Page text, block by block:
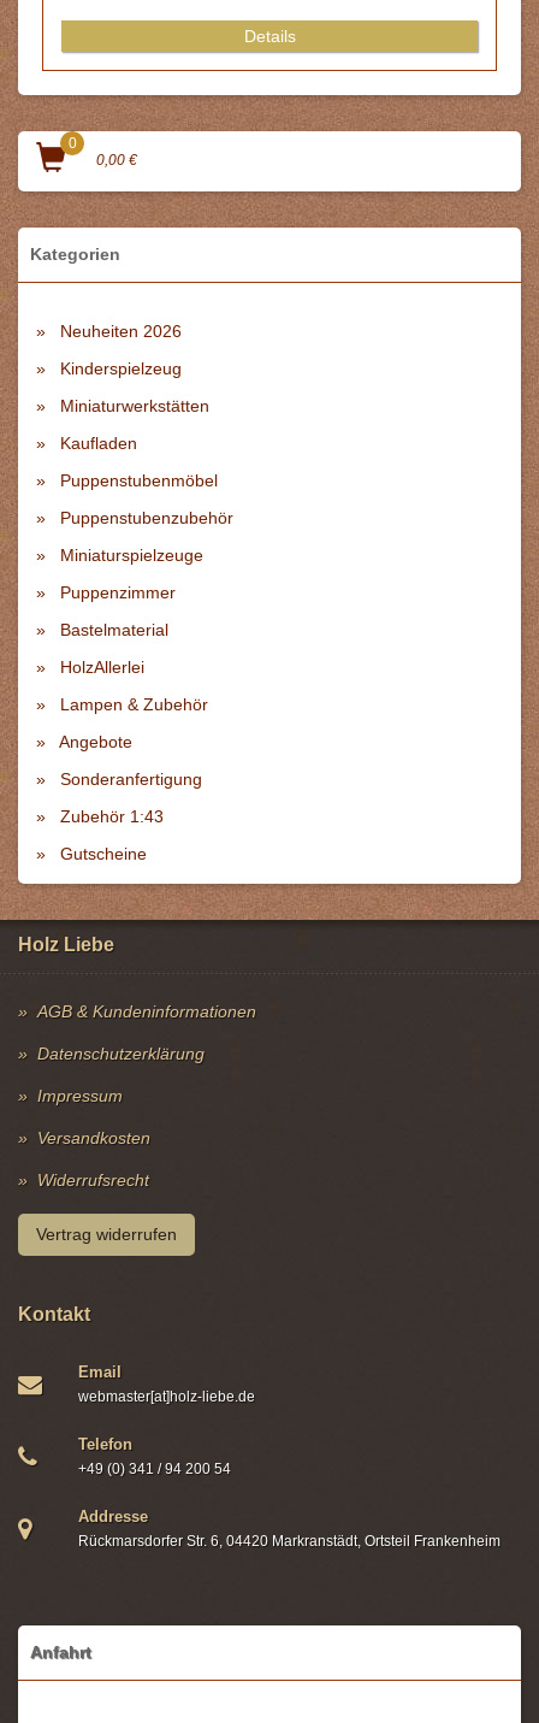
Details
0
0,00 €
Kategorien
Neuheiten 2026
Kinderspielzeug
Miniaturwerkstätten
Kaufladen
Puppenstubenmöbel
Puppenstubenzubehör
Miniaturspielzeuge
Puppenzimmer
Bastelmaterial
HolzAllerlei
Lampen & Zubehör
Angebote
Sonderanfertigung
Zubehör 1:43
Gutscheine
Holz Liebe
AGB & Kundeninformationen
Datenschutzerklärung
Impressum
Versandkosten
Widerrufsrecht
Vertrag widerrufen
Kontakt
Email
webmaster[at]holz-liebe.de
Telefon
+49 (0) 341 / 94 200 54
Addresse
Rückmarsdorfer Str. 6, 04420 Markranstädt, Ortsteil Frankenheim
Anfahrt